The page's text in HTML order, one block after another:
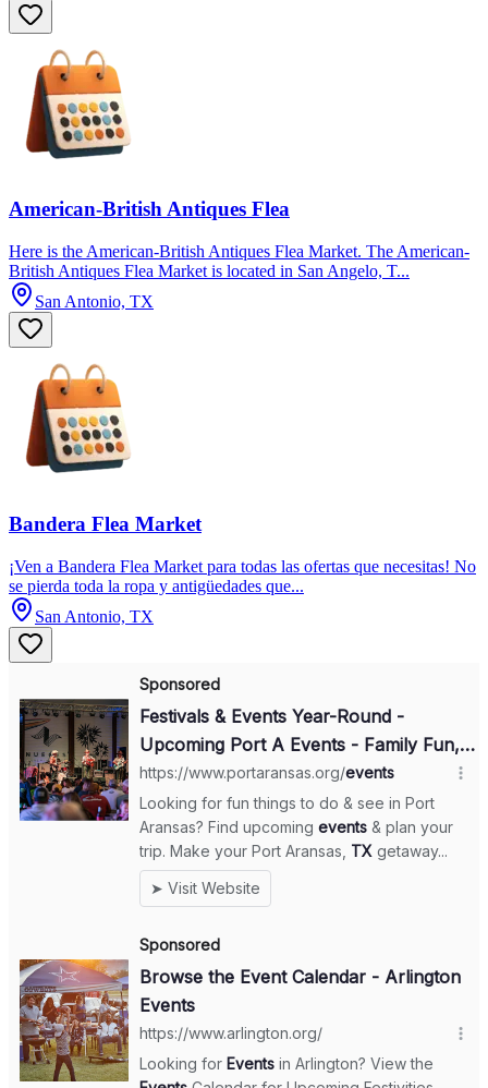
American-British Antiques Flea
Here is the American-British Antiques Flea Market. The American-
British Antiques Flea Market is located in San Angelo, T...
San Antonio, TX
Bandera Flea Market
¡Ven a Bandera Flea Market para todas las ofertas que necesitas! No
se pierda toda la ropa y antigüedades que...
San Antonio, TX